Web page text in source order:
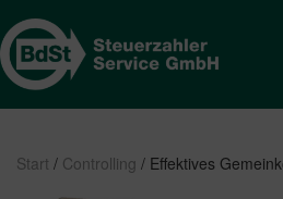
Start / Controlling / Effektives